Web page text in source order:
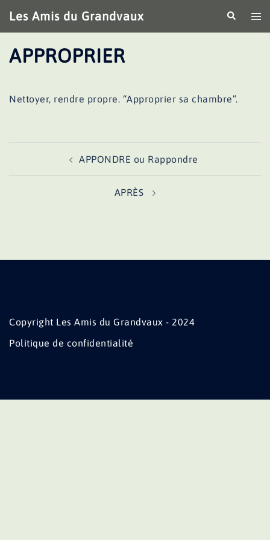
au
contenu
Les Amis du Grandvaux
le
APPROPRIER
Nettoyer, rendre propre. “Approprier sa chambre”.
APPONDRE ou Rappondre
APRÈS
Copyright Les Amis du Grandvaux - 2024
Politique de confidentialité